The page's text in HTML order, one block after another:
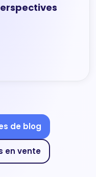
de blog
en vente